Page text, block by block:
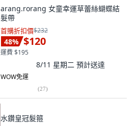
arang.rorang 女童幸運草蕾絲蝴蝶結
髮帶
首購折扣價$232
48% $120
運費 $195
8/11 星期二 預計送達
WOW免運
(27)
水鑽皇冠髮箍